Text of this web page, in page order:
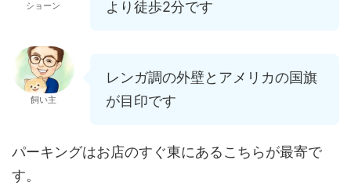
ショーン
より徒歩2分です
飼い主
レンガ調の外壁とアメリカの国旗
が目印です
パーキングはお店のすぐ東にあるこちらが最寄で
す。